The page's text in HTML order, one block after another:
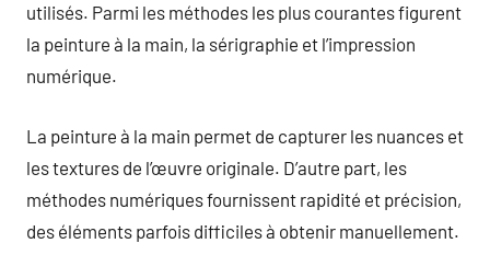
utilisés. Parmi les méthodes les plus courantes figurent
la peinture à la main, la sérigraphie et l’impression
numérique.
La peinture à la main permet de capturer les nuances et
les textures de l’œuvre originale. D’autre part, les
méthodes numériques fournissent rapidité et précision,
des éléments parfois difficiles à obtenir manuellement.